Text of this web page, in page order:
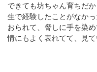
できても坊ちゃん育ちだ
生で経験したことがなか
おられて、脅しに手を染
情にもよく表れてて、見て